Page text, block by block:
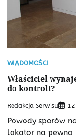
WIADOMOŚCI
Właściciel
do kontroli?
Redakcja Serwisu
Powody sporów
lokator na pewno